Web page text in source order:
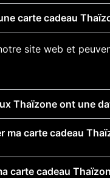
carte cadeau
site web et
Thaïzone ont une
ma carte cadeau
carte cadeau